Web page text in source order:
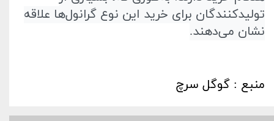
تولید‌کنندگان برای خرید این نوع گرانول‌ها علاقه
نشان می‌دهند.
منبع : گوگل سرچ